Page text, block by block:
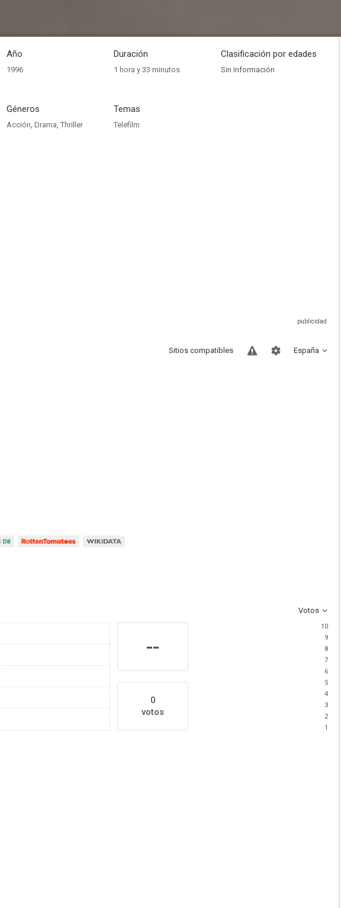
Año
1996
Duración
1 hora y 33 minutos
Clasificación por edades
Sin información
Géneros
Acción, Drama, Thriller
Temas
Telefilm
España
Sitios compatibles
Votos
--
0
votos
10
9
8
7
6
5
4
3
2
1